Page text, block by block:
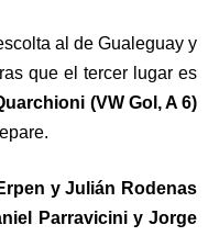
al de Gualeguay y
que el tercer lugar es
(VW Gol, A 6)
y Julián Rodenas
Parravicini y Jorge